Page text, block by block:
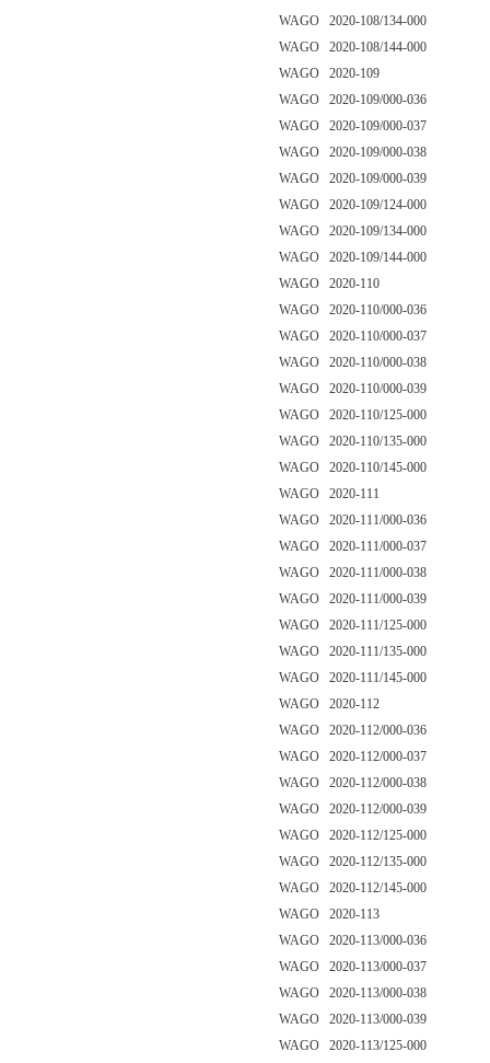
WAGO 2020-108/134-000
WAGO 2020-108/144-000
WAGO 2020-109
WAGO 2020-109/000-036
WAGO 2020-109/000-037
WAGO 2020-109/000-038
WAGO 2020-109/000-039
WAGO 2020-109/124-000
WAGO 2020-109/134-000
WAGO 2020-109/144-000
WAGO 2020-110
WAGO 2020-110/000-036
WAGO 2020-110/000-037
WAGO 2020-110/000-038
WAGO 2020-110/000-039
WAGO 2020-110/125-000
WAGO 2020-110/135-000
WAGO 2020-110/145-000
WAGO 2020-111
WAGO 2020-111/000-036
WAGO 2020-111/000-037
WAGO 2020-111/000-038
WAGO 2020-111/000-039
WAGO 2020-111/125-000
WAGO 2020-111/135-000
WAGO 2020-111/145-000
WAGO 2020-112
WAGO 2020-112/000-036
WAGO 2020-112/000-037
WAGO 2020-112/000-038
WAGO 2020-112/000-039
WAGO 2020-112/125-000
WAGO 2020-112/135-000
WAGO 2020-112/145-000
WAGO 2020-113
WAGO 2020-113/000-036
WAGO 2020-113/000-037
WAGO 2020-113/000-038
WAGO 2020-113/000-039
WAGO 2020-113/125-000